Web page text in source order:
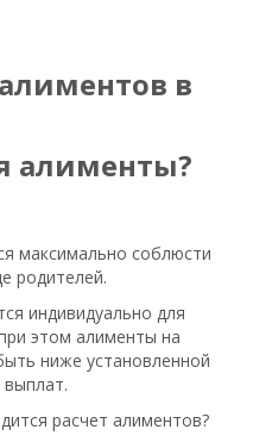
в
алименты?
максимально соблюсти
родителей.
индивидуально для
этом алименты на
ниже установленной
расчет алиментов?